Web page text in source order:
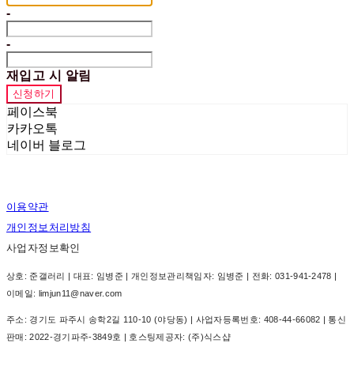
-
-
재입고 시 알림
신청하기
페이스북
카카오톡
네이버 블로그
이용약관
개인정보처리방침
사업자정보확인
상호: 준갤러리 | 대표: 임병준 | 개인정보관리책임자: 임병준 | 전화: 031-941-2478 |
이메일: limjun11@naver.com
주소: 경기도 파주시 송학2길 110-10 (야당동) | 사업자등록번호: 408-44-66082 | 통신
판매:2022-경기파주-3849호 | 호스팅제공자: (주)식스샵